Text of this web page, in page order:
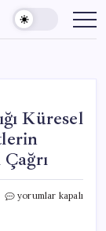
Küresel
HAK-
yorumlar kapalı